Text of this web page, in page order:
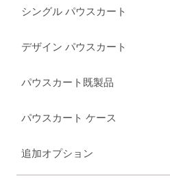
シングル パウスカート
デザイン パウスカート
パウスカート既製品
パウスカート ケース
追加オプション